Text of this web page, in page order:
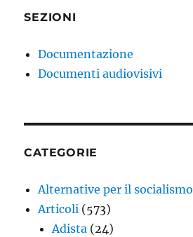
SEZIONI
Documentazione
Documenti audiovisivi
CATEGORIE
Alternative per il socialismo
Articoli (573)
Adista (24)